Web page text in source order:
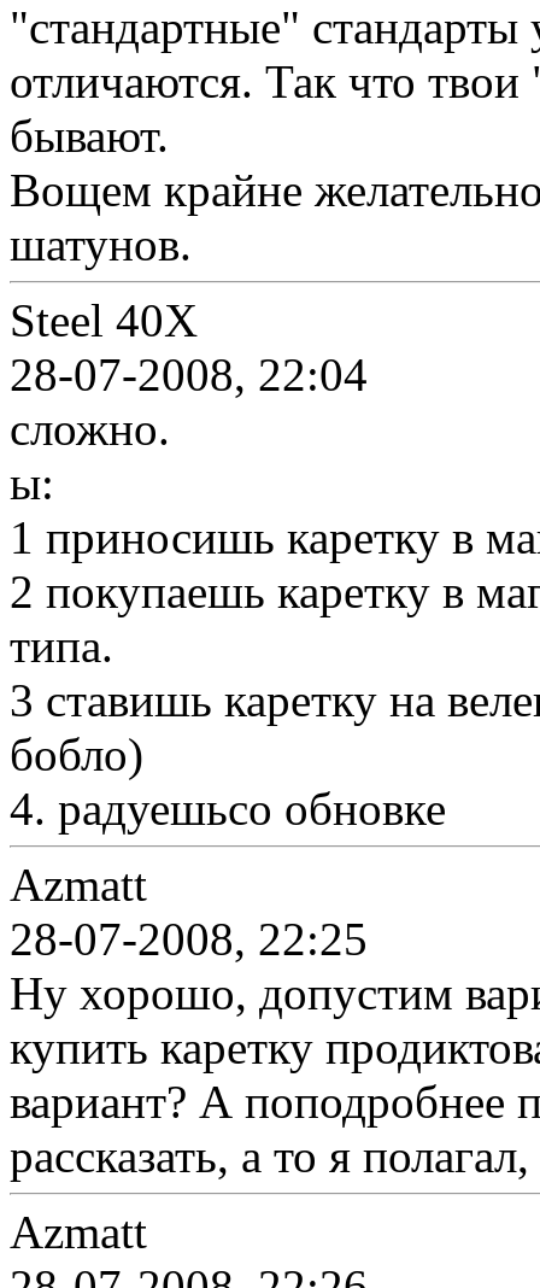
"стандартные"
отличаются. Так что
бывают.
Вощем крайне
шатунов.
Steel 40X
28-07-2008, 22:04
сложно.
ы:
1 приносишь каретку в
2 покупаешь каретку в
типа.
3 ставишь каретку на
бобло)
4. радуешьсо обновке
Azmatt
28-07-2008, 22:25
Ну хорошо, допустим
купить каретку
вариант? А поподробнее
рассказать, а то я
Azmatt